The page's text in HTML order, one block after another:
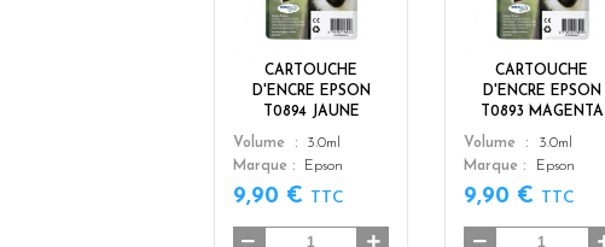
CARTOUCHE
D'ENCRE EPSON
T0894 JAUNE
Color
Volume
3.0ml
Marque
Epson
9,90 € TTC
CARTOUCHE
D'ENCRE EPSON
T0893 MAGENTA
Color
Volume
3.0ml
Marque
Epson
9,90 € TTC